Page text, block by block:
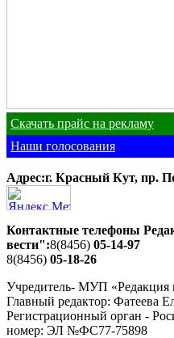
Скачать прайс на рекламу
Наши голосования
Адрес:г. Красный Кут, пр.
Контактные телефоны
вести":8(8456) 05-14-97
8(8456) 05-18-26
Учредитель- МУП «Редакция
Главный редактор: Фатеева
Регистрационный орган -
номер: ЭЛ №ФС77-75898